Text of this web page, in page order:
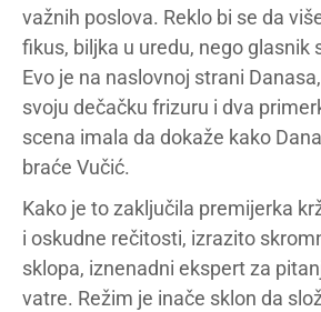
važnih poslova. Reklo bi se da
fikus, biljka u uredu, nego glasnik
Evo je na naslovnoj strani
svoju dečačku frizuru i dva
scena imala da dokaže kako
braće Vučić.
Kako je to zaključila premijerka
i oskudne rečitosti, izrazito
sklopa, iznenadni ekspert za
vatre. Režim je inače sklon da